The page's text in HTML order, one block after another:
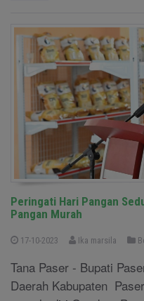
Peringati Hari Pangan
Pangan Murah
17-10-2023 Ika marsila
Tana Paser - Bupati
Daerah Kabupaten